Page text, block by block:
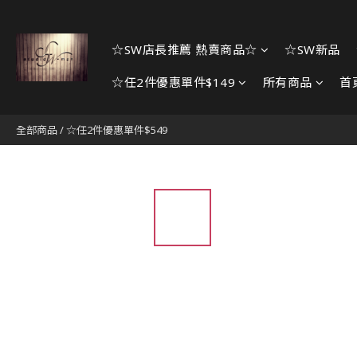
☆SW店長推薦 熱賣商品☆ ☆SW新品
☆任2件優惠單件$149 所有商品 首
全部商品/☆任2件優惠單件$549